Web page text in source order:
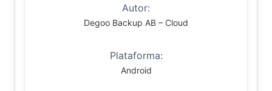
Autor:
Degoo Backup AB – Cloud
Plataforma:
Android